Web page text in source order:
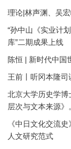
理论|林声渊、吴
“孙中山《实业计
库”二期成果上线
陈恒 | 新时代中国
王前丨听冈本隆
北京大学历史学博
层次与文本来源》
《中日文化交流
人文研究范式